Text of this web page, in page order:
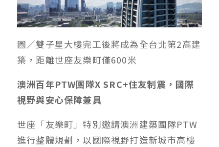
圖／雙子星大樓完工後將成為全台北第2高建
築，距離世座友樂町僅600米
澳洲百年PTW團隊X SRC+住友制震，國際
視野與安心保障兼具
世座「友樂町」特別邀請澳洲建築團隊PTW
進行整體規劃，以國際視野打造新城市高樓